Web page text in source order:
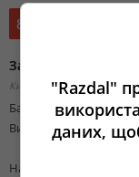
8 000 грн.
Замовити рішення
Киевская область, Киев,
Бажаєте замовити
Ви у правильному
Наша компанія
"Razdal"
даних,